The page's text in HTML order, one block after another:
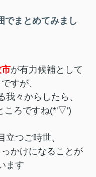
でまとめてみまし
が有力候補として
すが、
々からしたら、
ころですね(*'▽')
立つご時世、
かけになることが
ます